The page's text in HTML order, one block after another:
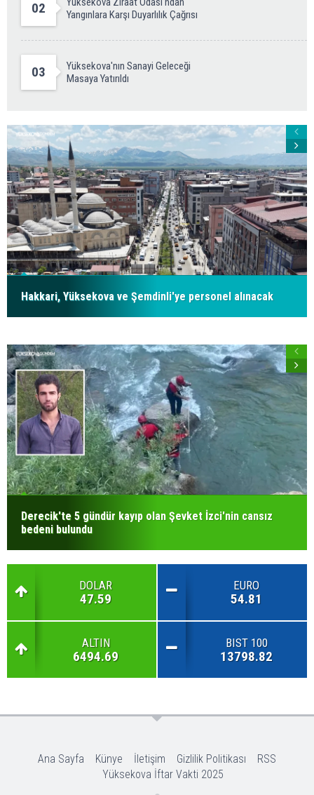
02
Yangınlara Karşı Duyarlılık Çağrısı
03
Yüksekova'nın Sanayi Geleceği
Masaya Yatırıldı
Hakkari, Yüksekova ve Şemdinli'ye personel alınacak
Derecik'te 5 gündür kayıp olan Şevket İzci'nin cansız
bedeni bulundu
DOLAR
47.59
EURO
54.81
ALTIN
6494.69
BIST 100
13798.82
Ana Sayfa Künye İletişim Gizlilik Politikası
RSS
Yüksekova İftar Vakti 2025